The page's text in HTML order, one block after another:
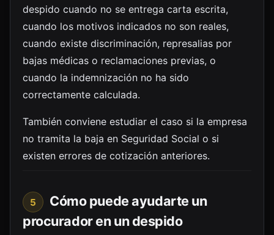
despido cuando no se entrega carta escrita,
cuando los motivos indicados no son reales,
cuando existe discriminación, represalias por
bajas médicas o reclamaciones previas, o
cuando la indemnización no ha sido
correctamente calculada.
También conviene estudiar el caso si la empresa
no tramita la baja en Seguridad Social o si
existen errores de cotización anteriores.
5
Cómo puede ayudarte un
procurador en un despido